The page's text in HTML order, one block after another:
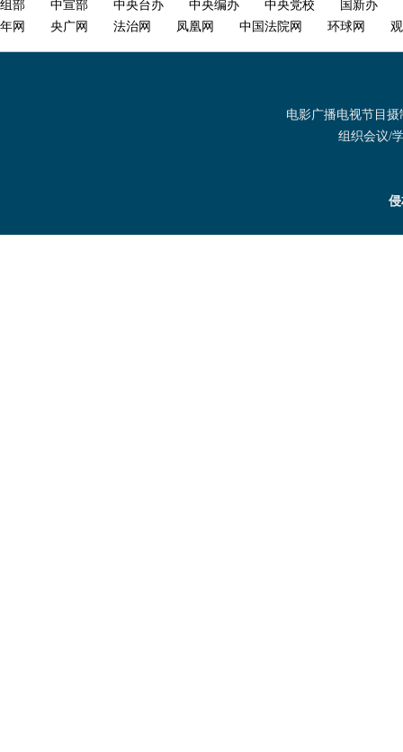
组部 中宣部 中央台办 中央编办 中央党校
国新办
年网
央广网 法治网 凤凰网 中国法院网 环球网
电影广播电视节目摄
组织会议/